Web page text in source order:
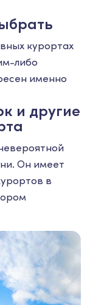
курортах
либо
именно
и другие
Он имеет
в